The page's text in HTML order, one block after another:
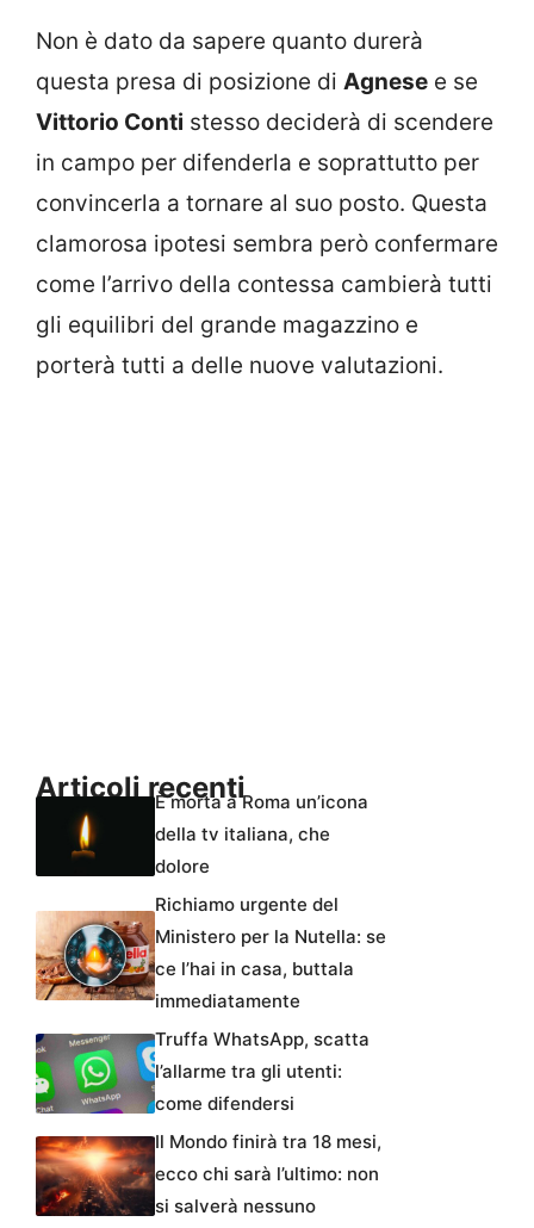
Non è dato da sapere quanto durerà
questa presa di posizione di Agnese e se
Vittorio Conti stesso deciderà di scendere
in campo per difenderla e soprattutto per
convincerla a tornare al suo posto. Questa
clamorosa ipotesi sembra però confermare
come l’arrivo della contessa cambierà tutti
gli equilibri del grande magazzino e
porterà tutti a delle nuove valutazioni.
Articoli recentiÈ morta a Roma un’icona
della tv italiana, che
dolore
Richiamo urgente del
Ministero per la Nutella: se
ce l’hai in casa, buttala
immediatamente
Truffa WhatsApp, scatta
l’allarme tra gli utenti:
come difendersi
Il Mondo finirà tra 18 mesi,
ecco chi sarà l’ultimo: non
si salverà nessuno